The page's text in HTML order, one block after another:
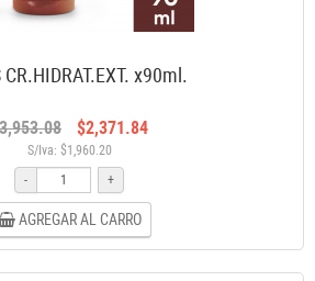
CR.HIDRAT.EXT. x90ml.
$2,371.84
S/Iva: $1,960.20
-
+
AGREGAR AL CARRO